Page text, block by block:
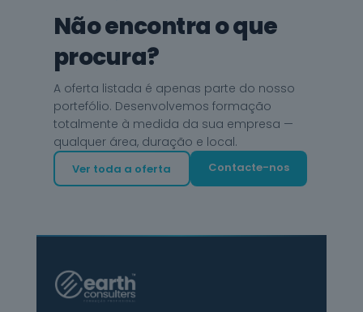
Não encontra o que
procura?
A oferta listada é apenas parte do nosso
portefólio. Desenvolvemos formação
totalmente à medida da sua empresa —
qualquer área, duração e local.
Ver toda a oferta Contacte-nos